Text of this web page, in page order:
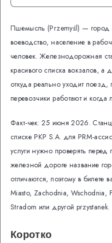
Пшемысль (Przemyśl) — город
воеводство, население в
человек. Железнодорожная
красивого списка вокзалов, а
откуда реально уходит поезд,
перевозчики работают и
Факт-чек: 25 июня 2026.
списке PKP S.A. для PRM-
услуги нужно проверять
железной дороге название
отличаются, поэтому в билете
Miasto, Zachodnia, Wschodnia,
Stradom или другой przystanek.
Коротко